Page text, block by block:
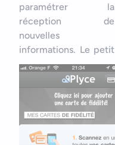
paramétrer la
réception de
nouvelles
informations. Le petit